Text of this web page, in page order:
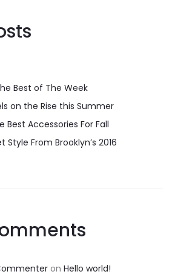
Best of The Week
on the Rise this Summer
Best Accessories For Fall
Style From Brooklyn’s 2016
on Hello world!